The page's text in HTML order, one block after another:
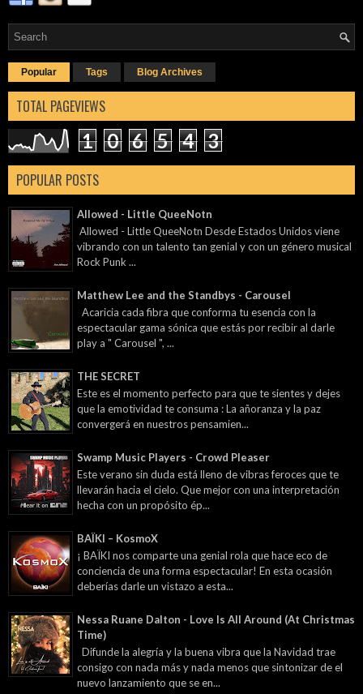
Popular Tags Blog Archives
TOTAL PAGEVIEWS
1 0 6 5 4 3
POPULAR POSTS
Allowed - Little QueeNotn
Allowed - Little QueeNotn Desde Estados Unidos viene
vibrando con un talento tan genial y con un género musical
Rock Punk ...
Matthew Lee and the Standbys - Carousel
Acaricia cada fibra que conforma tu esencia con la
espectacular gama sónica que estás por recibir al darle
play a " Carousel ", ...
THE SECRET
Este es el momento perfecto para que te sientes y dejes
que la emotividad te consuma : La añoranza y la paz
convergerá en nuestros pensamien...
Swamp Music Players - Crowd Pleaser
Este verano sin duda está lleno de vibras feroces que te
llevarán hacia el cielo. Que mejor con una interpretación
hecha con un propósito ép...
BAÏKI – KosmoX
¡ BAÏKI nos comparte una genial rola que hace eco de
conciencia de una forma espectacular! En esta ocasión
deberías darle un vistazo a esta...
Nessa Ruane Dalton - Love Is All Around (At Christmas
Time)
Difunde la alegría y la buena vibra que la Navidad trae
consigo con nada más y nada menos que sintonizar de el
nuevo lanzamiento que se en...